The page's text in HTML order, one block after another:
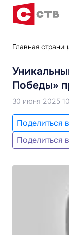
Главная
Победы»
30 июня 2025
Поделиться в
Поделиться в